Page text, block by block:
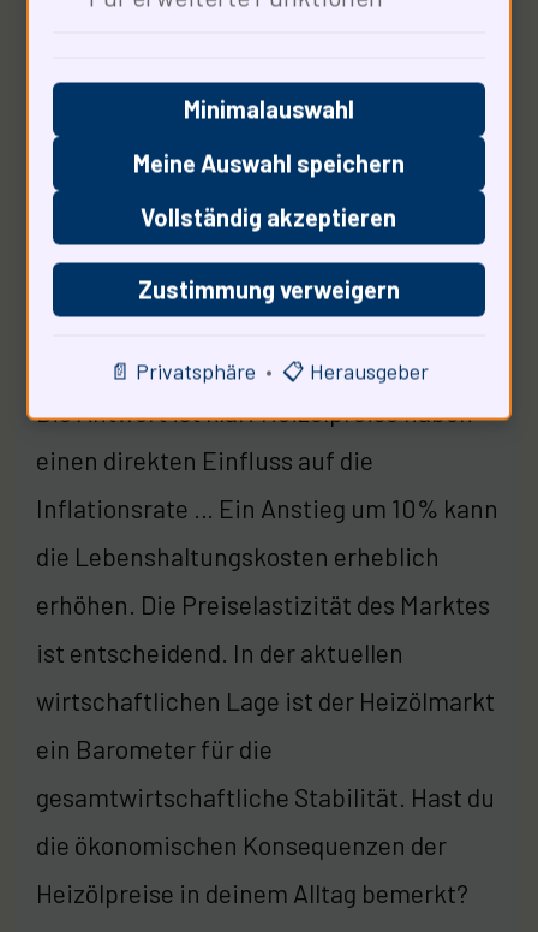
Heizölmarktes
Die Antwort ist klar: Heizölpreise haben
einen direkten Einfluss auf die
Inflationsrate … Ein Anstieg um 10% kann
die Lebenshaltungskosten erheblich
erhöhen. Die Preiselastizität des Marktes
ist entscheidend. In der aktuellen
wirtschaftlichen Lage ist der Heizölmarkt
ein Barometer für die
gesamtwirtschaftliche Stabilität. Hast du
die ökonomischen Konsequenzen der
Heizölpreise in deinem Alltag bemerkt?
Minimalauswahl
Meine Auswahl speichern
Vollständig akzeptieren
Zustimmung verweigern
📄 Privatsphäre • 📋 Herausgeber